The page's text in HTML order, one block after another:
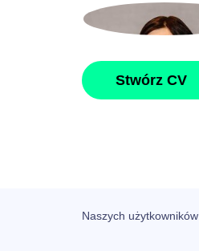
Stwórz CV
Naszych użytkowników